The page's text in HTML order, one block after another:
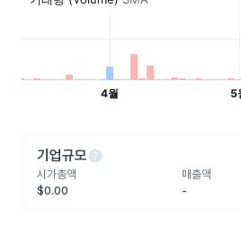
기업규모help
시가총액
$0.00
매출액
-